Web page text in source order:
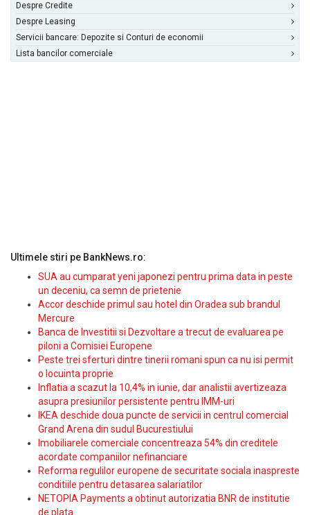
Despre Credite
Despre Leasing
Servicii bancare: Depozite si Conturi de economii
Lista bancilor comerciale
Ultimele stiri pe BankNews.ro:
SUA au cumparat yeni japonezi pentru prima data in peste
un deceniu, ca semn de prietenie
Accor deschide primul sau hotel din Oradea sub brandul
Mercure
Banca de Investitii si Dezvoltare a trecut de evaluarea pe
piloni a Comisiei Europene
Peste trei sferturi dintre tinerii romani spun ca nu isi permit
o locuinta proprie
Inflatia a scazut la 10,4% in iunie, dar analistii avertizeaza
asupra presiunilor persistente pentru IMM-uri
IKEA deschide doua puncte de servicii in centrul comercial
Grand Arena din sudul Bucurestiului
Imobiliarele comerciale concentreaza 54% din creditele
acordate companiilor nefinanciare
Reforma regulilor europene de securitate sociala inaspreste
conditiile pentru detasarea salariatilor
NETOPIA Payments a obtinut autorizatia BNR de institutie
de plata